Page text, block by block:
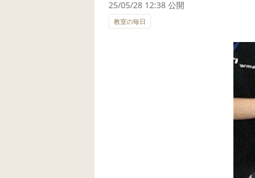
25/05/28 12:38 公開
教室の毎日